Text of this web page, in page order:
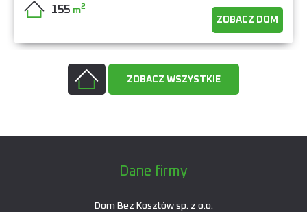
155 m2
ZOBACZ DOM
ZOBACZ WSZYSTKIE
Dane firmy
Dom Bez Kosztów sp. z o.o.